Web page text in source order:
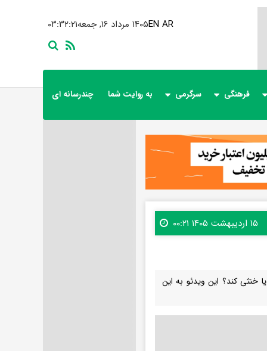
۰۳:۳۲:۲۳ ۱۴۰۵ مرداد ۱۶, جمعهEN AR
فرهنگی سرگرمی به روایت شما چندرسانه ای
۱۵ اردیبهشت ۱۴۰۵ ۰۰:۲۱
خنثی کند؟ این ویدئو به این